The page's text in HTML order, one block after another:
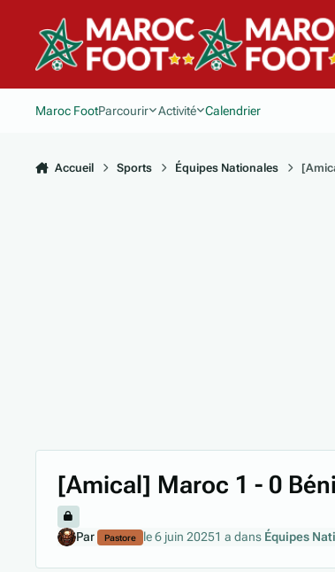
Maroc FootParcourir Activité Calendrier
Accueil Sports Équipes Nationales
[Amical] Maroc 1 - 0
Par Pastore le 6 juin 20251 a dans Équipes